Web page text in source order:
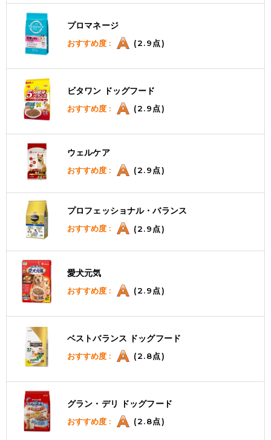
プロマネージ
おすすめ度 : (2.9点)
ビタワン ドッグフード
おすすめ度 : (2.9点)
ウェルケア
おすすめ度 : (2.9点)
プロフェッショナル・バランス
おすすめ度 : (2.9点)
愛犬元気
おすすめ度 : (2.9点)
ベストバランス ドッグフード
おすすめ度 : (2.8点)
グラン・デリ ドッグフード
おすすめ度 : (2.8点)